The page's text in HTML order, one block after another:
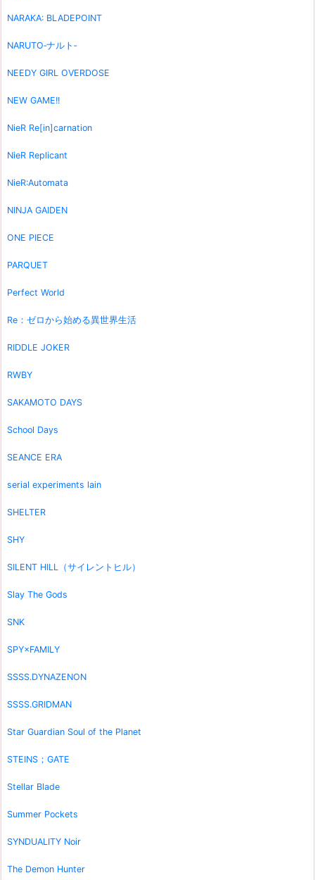
NARAKA: BLADEPOINT
NARUTO‐ナルト‐
NEEDY GIRL OVERDOSE
NEW GAME!!
NieR Re[in]carnation
NieR Replicant
NieR:Automata
NINJA GAIDEN
ONE PIECE
PARQUET
Perfect World
Re：ゼロから始める異世界生活
RIDDLE JOKER
RWBY
SAKAMOTO DAYS
School Days
SEANCE ERA
serial experiments lain
SHELTER
SHY
SILENT HILL（サイレントヒル）
Slay The Gods
SNK
SPY×FAMILY
SSSS.DYNAZENON
SSSS.GRIDMAN
Star Guardian Soul of the Planet
STEINS；GATE
Stellar Blade
Summer Pockets
SYNDUALITY Noir
The Demon Hunter